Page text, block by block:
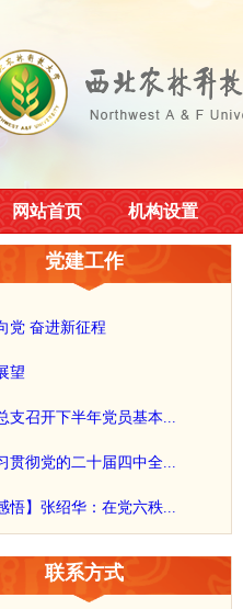
网站首页 机构设置
党建工作
党 奋进新征程
望
支召开下半年党员基本...
贯彻党的二十届四中全...
悟】张绍华：在党六秩...
联系方式